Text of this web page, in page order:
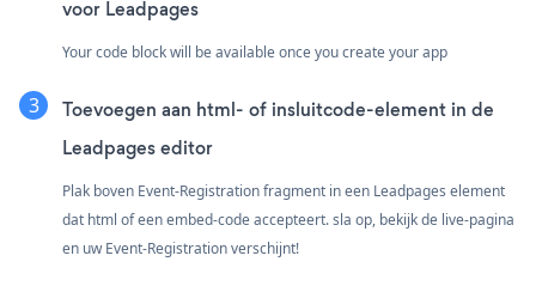
voor Leadpages
Your code block will be available once you create your app
Toevoegen aan html- of insluitcode-element in de
Leadpages editor
Plak boven Event-Registration fragment in een Leadpages element
dat html of een embed-code accepteert. sla op, bekijk de live-pagina
en uw Event-Registration verschijnt!